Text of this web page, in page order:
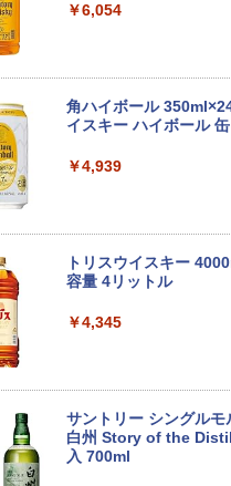
by Amazon あきたこ
米 5kg
by Amazon 新潟県産
5kg
【在庫処分価格】もも
kg 業務用 お米マイス
￥2,680
￥6,054
角ハイボール
イスキー ハイボール 缶
￥4,939
トリスウイスキー
容量 4リットル
￥4,345
サントリー シングルモ
白州 Story of the
入 700ml